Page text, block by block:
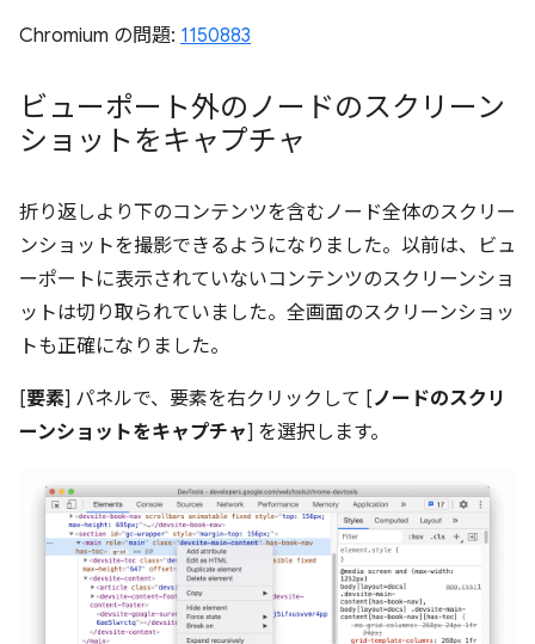
Chromium の問題: 1150883
ビューポート外のノードのスクリーン
ショットをキャプチャ
折り返しより下のコンテンツを含むノード全体のスクリー
ンショットを撮影できるようになりました。以前は、ビュ
ーポートに表示されていないコンテンツのスクリーンショ
ットは切り取られていました。全画面のスクリーンショッ
トも正確になりました。
[要素] パネルで、要素を右クリックして [ノードのスクリ
ーンショットをキャプチャ] を選択します。